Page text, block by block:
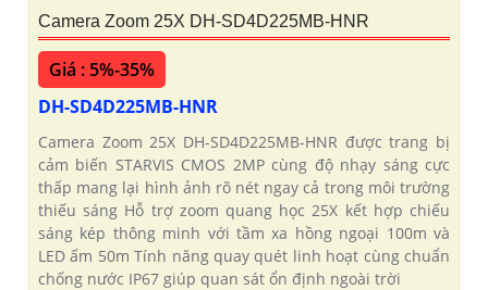
Camera Zoom 25X DH-SD4D225MB-HNR
Giá : 5%-35%
DH-SD4D225MB-HNR
Camera Zoom 25X DH-SD4D225MB-HNR được trang bị
cảm biến STARVIS CMOS 2MP cùng độ nhạy sáng cực
thấp mang lại hình ảnh rõ nét ngay cả trong môi trường
thiếu sáng Hỗ trợ zoom quang học 25X kết hợp chiếu
sáng kép thông minh với tầm xa hồng ngoại 100m và
LED ấm 50m Tính năng quay quét linh hoạt cùng chuẩn
chống nước IP67 giúp quan sát ổn định ngoài trời